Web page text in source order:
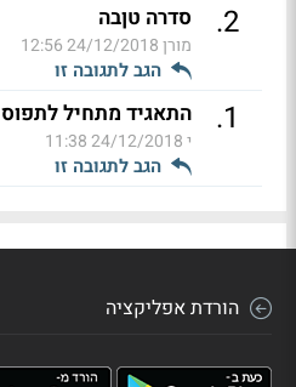
2
. סדרה טןבה
מורן24/12/2018 12:56
הגב לתגובה זו
1
. התאגיד מתחיל לתפוס
י24/12/2018 11:38
הגב לתגובה זו
הורדת אפליקציה